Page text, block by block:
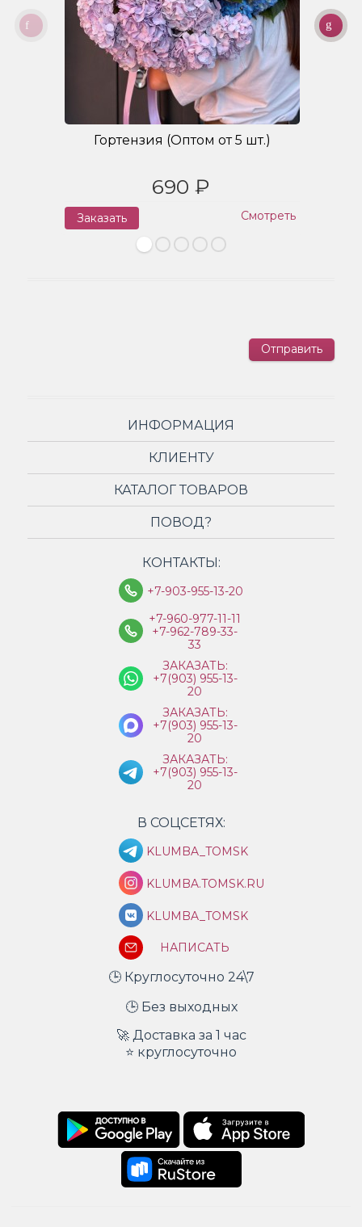
Гортензия (Оптом от 5 шт.)
690 ₽
Заказать Смотреть
Отправить
ИНФОРМАЦИЯ
КЛИЕНТУ
КАТАЛОГ ТОВАРОВ
ПОВОД?
КОНТАКТЫ:
+7-903-955-13-20
+7-960-977-11-11
+7-962-789-33-
33
ЗАКАЗАТЬ:
+7(903) 955-13-
20
ЗАКАЗАТЬ:
+7(903) 955-13-
20
ЗАКАЗАТЬ:
+7(903) 955-13-
20
В СОЦСЕТЯХ:
KLUMBA_TOMSK
KLUMBA.TOMSK.RU
KLUMBA_TOMSK
НАПИСАТЬ
🕒 Круглосуточно 24\7
🕒 Без выходных
🚀 Доставка за 1 час
⭐ круглосуточно